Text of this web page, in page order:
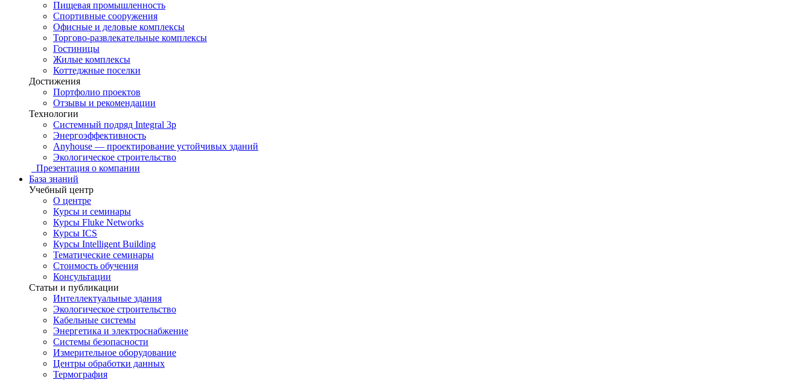
Пищевая промышленность
Спортивные сооружения
Офисные и деловые комплексы
Торгово-развлекательные комплексы
Гостиницы
Жилые комплексы
Коттеджные поселки
Достижения
Портфолио проектов
Отзывы и рекомендации
Технологии
Системный подряд Integral 3p
Энергоэффективность
Anyhouse — проектирование устойчивых зданий
Экологическое строительство
Презентация о компании
База знаний
Учебный центр
О центре
Курсы и семинары
Курсы Fluke Networks
Курсы ICS
Курсы Intelligent Building
Тематические семинары
Стоимость обучения
Консультации
Статьи и публикации
Интеллектуальные здания
Экологическое строительство
Кабельные системы
Энергетика и электроснабжение
Системы безопасности
Измерительное оборудование
Центры обработки данных
Термография